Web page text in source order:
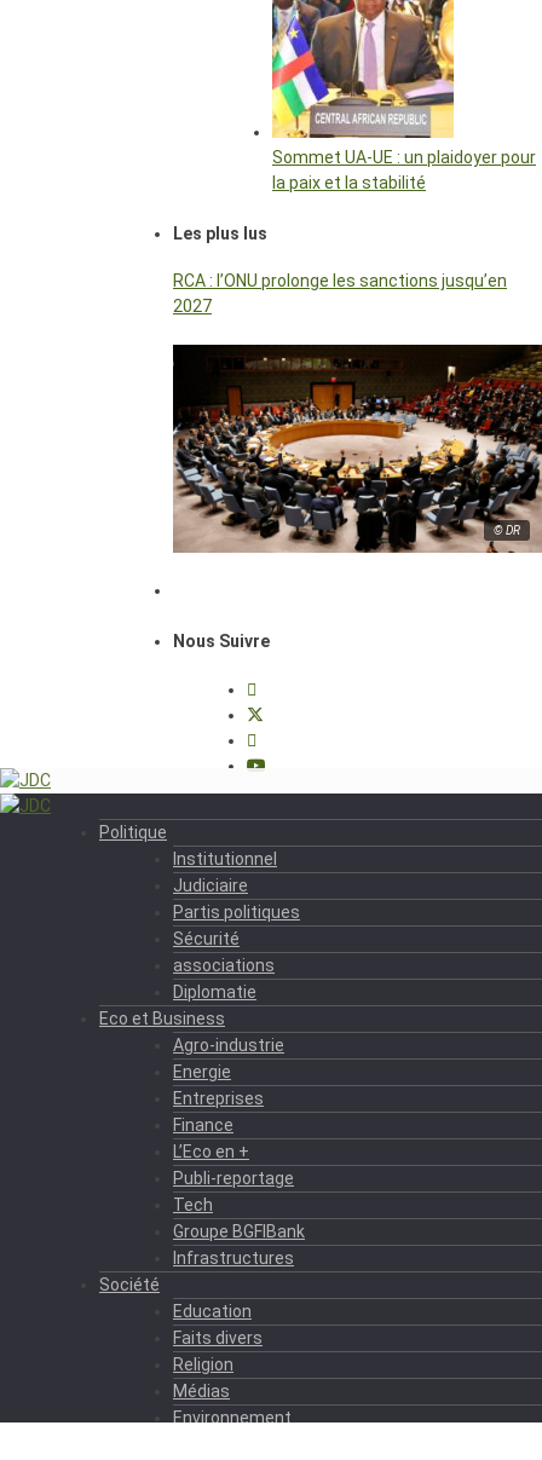
Sommet UA-UE : un plaidoyer pour
la paix et la stabilité
Les plus lus
RCA : l’ONU prolonge les sanctions jusqu’en
2027
© DR
Nous Suivre
Politique
Institutionnel
Judiciaire
Partis politiques
Sécurité
associations
Diplomatie
Eco et Business
Agro-industrie
Energie
Entreprises
Finance
L’Eco en +
Publi-reportage
Tech
Groupe BGFIBank
Infrastructures
Société
Education
Faits divers
Religion
Médias
Environnement